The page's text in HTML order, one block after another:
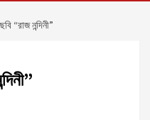
“রাজ নন্দিনী”